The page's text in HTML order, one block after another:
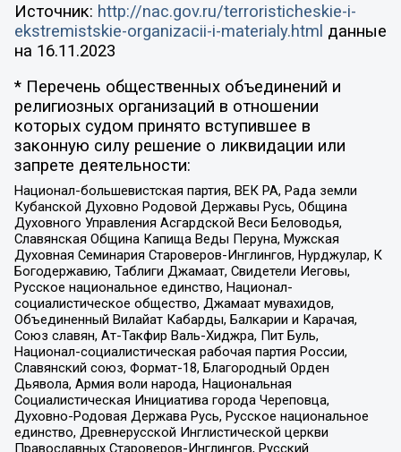
Источник: http://nac.gov.ru/terroristicheskie-i-
ekstremistskie-organizacii-i-materialy.html данные
на 16.11.2023
* Перечень общественных объединений и
религиозных организаций в отношении
которых судом принято вступившее в
законную силу решение о ликвидации или
запрете деятельности:
Национал-большевистская партия, ВЕК РА, Рада земли
Кубанской Духовно Родовой Державы Русь, Община
Духовного Управления Асгардской Веси Беловодья,
Славянская Община Капища Веды Перуна, Мужская
Духовная Семинария Староверов-Инглингов, Нурджулар, К
Богодержавию, Таблиги Джамаат, Свидетели Иеговы,
Русское национальное единство, Национал-
социалистическое общество, Джамаат мувахидов,
Объединенный Вилайат Кабарды, Балкарии и Карачая,
Союз славян, Ат-Такфир Валь-Хиджра, Пит Буль,
Национал-социалистическая рабочая партия России,
Славянский союз, Формат-18, Благородный Орден
Дьявола, Армия воли народа, Национальная
Социалистическая Инициатива города Череповца,
Духовно-Родовая Держава Русь, Русское национальное
единство, Древнерусской Инглистической церкви
Православных Староверов-Инглингов, Русский